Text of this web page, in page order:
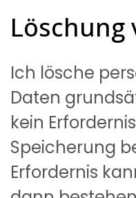
Löschung
Ich lösche
Daten
kein
Speicherung
Erfordernis